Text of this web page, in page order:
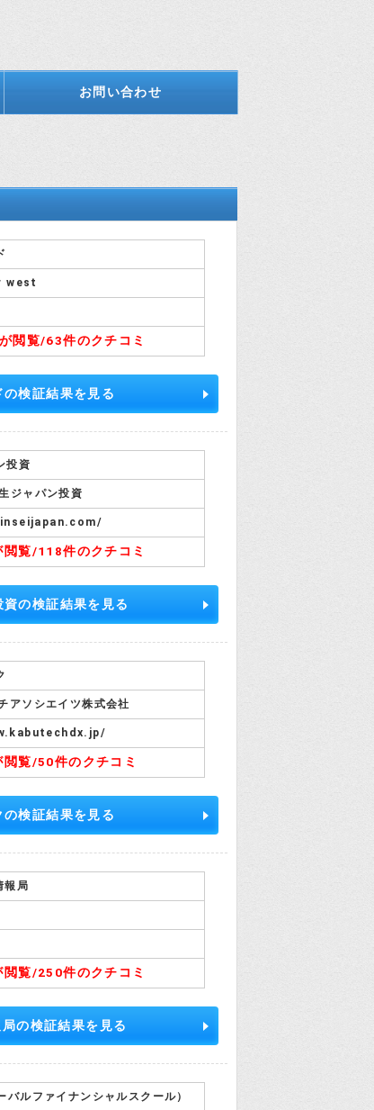
お問い合わせ
west
閲覧/63件のクチコミ
の検証結果を見る
投資
ジャパン投資
閲覧/118件のクチコミ
の検証結果を見る
アソシエイツ株式会社
閲覧/50件のクチコミ
検証結果を見る
報局
閲覧/250件のクチコミ
の検証結果を見る
バルファイナンシャルスクール）